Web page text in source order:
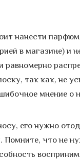
нанести
в магазине) и
равномерно
так как, не
мнение о
его нужно
что не